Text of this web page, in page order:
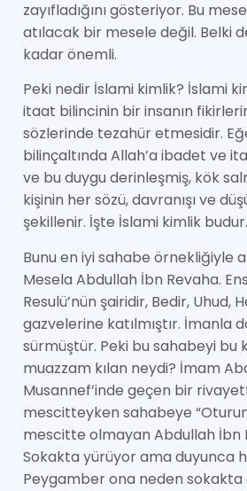
zayıfladığını gösteriyor. Bu
atılacak bir mesele değil. Belki
kadar önemli.
Peki nedir İslami kimlik? İslami
itaat bilincinin bir insanın
sözlerinde tezahür etmesidir.
bilinçaltında Allah’a ibadet ve
ve bu duygu derinleşmiş, kök
kişinin her sözü, davranışı ve
şekillenir. İşte İslami kimlik budur.
Bunu en iyi sahabe örnekliğiyle
Mesela Abdullah İbn Revaha.
Resulü’nün şairidir, Bedir, Uhud,
gazvelerine katılmıştır. İmanla
sürmüştür. Peki bu sahabeyi bu
muazzam kılan neydi? İmam
Musannef’inde geçen bir
mescitteyken sahabeye
mescitte olmayan Abdullah İbn
Sokakta yürüyor ama duyunca
Peygamber ona neden